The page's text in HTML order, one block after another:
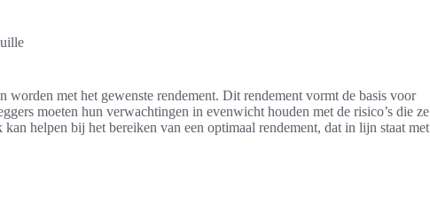
worden met het gewenste rendement. Dit rendement vormt de basis voor
moeten hun verwachtingen in evenwicht houden met de risico’s die ze
helpen bij het bereiken van een optimaal rendement, dat in lijn staat met